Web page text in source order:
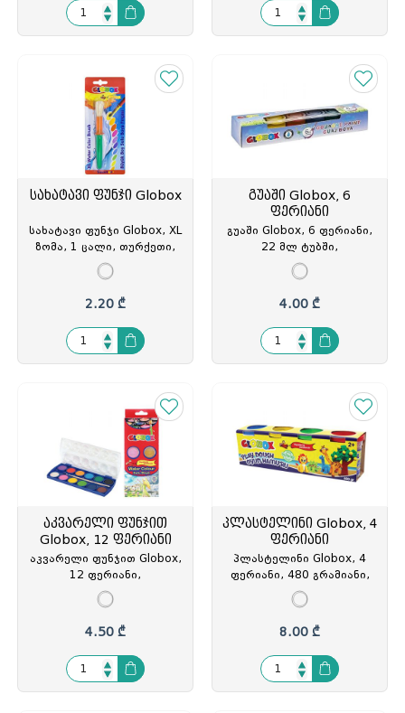
სახატავი ფუნჯი Globox
სახატავი ფუნჯი Globox, XL
ზომა, 1 ცალი, თურქეთი,
GLO-2536, GLO-325369
2.20 ₾
გუაში Globox, 6
ფერიანი
გუაში Globox, 6 ფერიანი,
22 მლ ტუბში,
არატოქსიკური, თურქეთი,
GLO-1146, GLO-311461
4.00 ₾
აკვარელი ფუნჯით
Globox, 12 ფერიანი
აკვარელი ფუნჯით Globox,
12 ფერიანი,
არატოქსიკური, თურქეთი,
GLO-6885, GLO-068851
4.50 ₾
პლასტელინი Globox, 4
ფერიანი
პლასტელინი Globox, 4
ფერიანი, 480 გრამიანი,
არატოქსიკური, თურქეთი,
GLO-6653, GLO-066536
8.00 ₾